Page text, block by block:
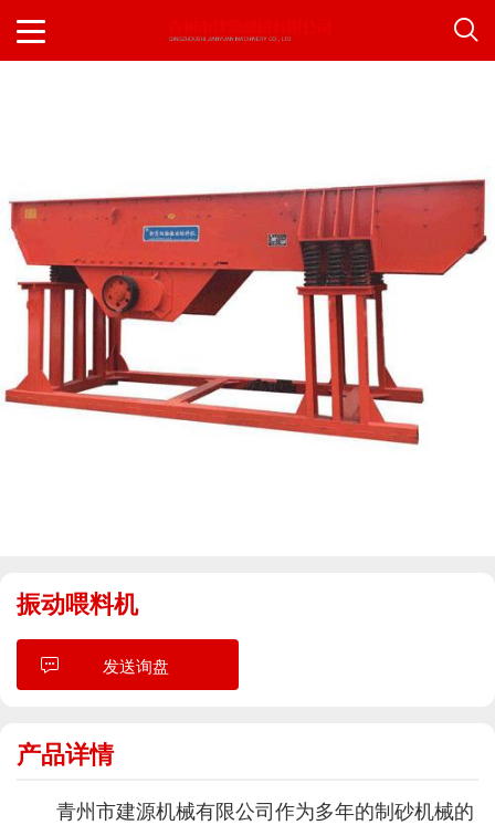
振动喂料机
发送询盘
产品详情
青州市建源机械有限公司作为多年的制砂机械的